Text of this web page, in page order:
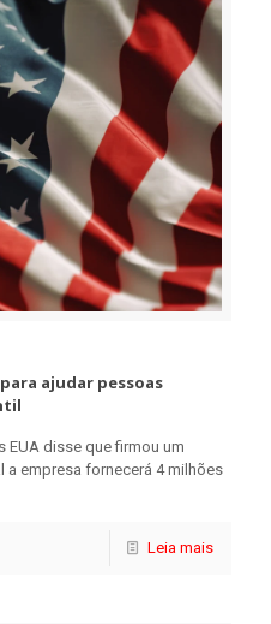
para ajudar pessoas
EUA disse que firmou um
a empresa fornecerá 4 milhões
Leia mais